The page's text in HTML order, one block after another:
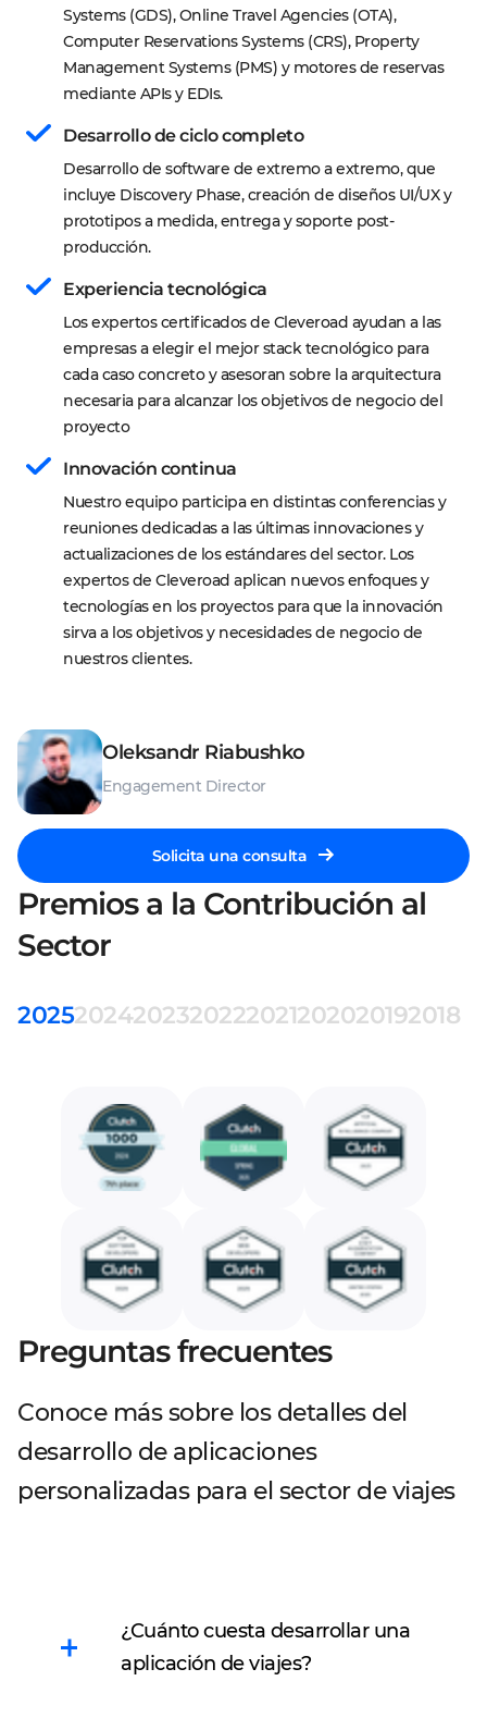
Oleksandr Riabushko
Engagement Director
Solicita una consulta
Systems (GDS), Online Travel Agencies (OTA),
Computer Reservations Systems (CRS), Property
Management Systems (PMS) y motores de reservas
mediante APIs y EDIs.
Desarrollo de ciclo completo
Desarrollo de software de extremo a extremo, que
incluye Discovery Phase, creación de diseños UI/UX y
prototipos a medida, entrega y soporte post-
producción.
Experiencia tecnológica
Los expertos certificados de Cleveroad ayudan a las
empresas a elegir el mejor stack tecnológico para
cada caso concreto y asesoran sobre la arquitectura
necesaria para alcanzar los objetivos de negocio del
proyecto
Innovación continua
Nuestro equipo participa en distintas conferencias y
reuniones dedicadas a las últimas innovaciones y
actualizaciones de los estándares del sector. Los
expertos de Cleveroad aplican nuevos enfoques y
tecnologías en los proyectos para que la innovación
sirva a los objetivos y necesidades de negocio de
nuestros clientes.
Premios a la Contribución al
Sector
20252024202320222021202020192018
Preguntas frecuentes
Conoce más sobre los detalles del
desarrollo de aplicaciones
personalizadas para el sector de viajes
¿Cuánto cuesta desarrollar una
aplicación de viajes?